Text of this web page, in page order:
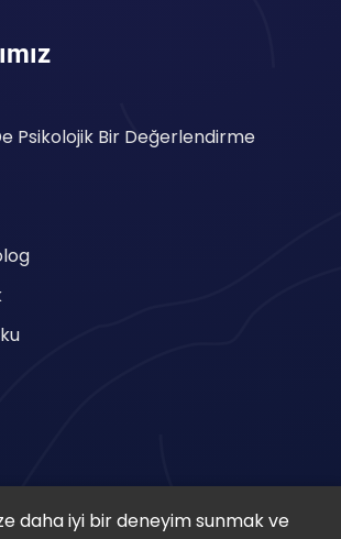
Psikolojik Bir Değerlendirme
daha iyi bir deneyim sunmak ve